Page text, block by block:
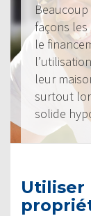
façons les
le
leur
surtout
solide
Utiliser